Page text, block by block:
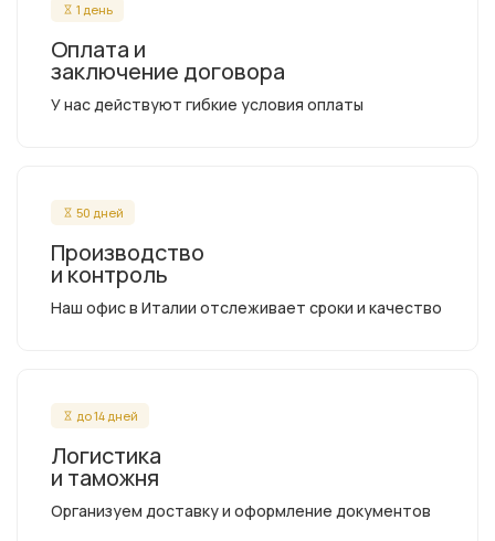
1 день
Оплата и
заключение договора
У нас действуют гибкие условия оплаты
50 дней
Производство
и контроль
Наш офис в Италии отслеживает сроки и качество
до 14 дней
Логистика
и таможня
Организуем доставку и оформление документов